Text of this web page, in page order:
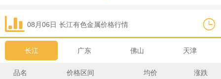
08月06日 长江有色金属价格行情
长江 广东 佛山 天津
品名 价格区间 均价 涨跌